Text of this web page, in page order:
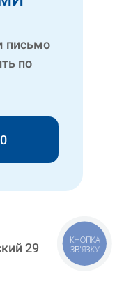
29
письмо
по
КНОПКА
ЗВ'ЯЗКУ